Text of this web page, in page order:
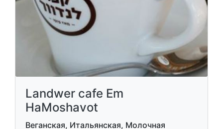
Landwer cafe Em
HaMoshavot
Веганская, Итальянская, Молочная